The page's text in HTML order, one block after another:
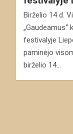
Birželio 14 d.
festivalyje
paminėjo
birželio 14…